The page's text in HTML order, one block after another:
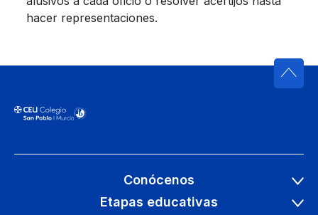
hacer representaciones.
Conócenos
Etapas educativas